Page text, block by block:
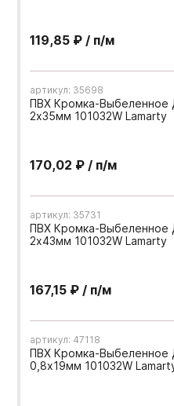
119,85 ₽ / п/м
артикул: 35698
ПВХ Кромка-Выбеленное
2х35мм 101032W Lamarty
170,02 ₽ / п/м
артикул: 35731
ПВХ Кромка-Выбеленное
2х43мм 101032W Lamarty
167,15 ₽ / п/м
артикул: 47118
ПВХ Кромка-Выбеленное
0,8х19мм 101032W